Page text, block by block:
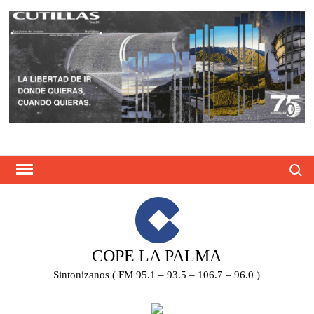
Saltar
contenido
COPE LA PALMA
Sintonízanos ( FM 95.1 – 93.5 – 106.7 – 96.0 )